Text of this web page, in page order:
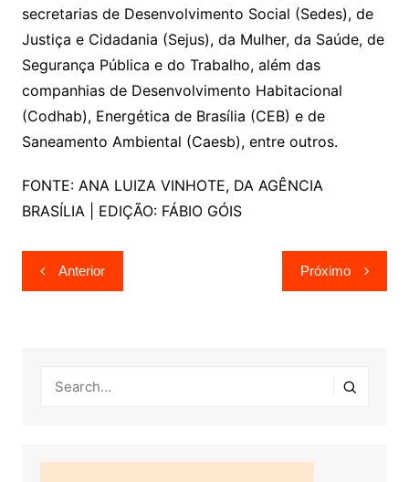
secretarias de Desenvolvimento Social (Sedes), de
Justiça e Cidadania (Sejus), da Mulher, da Saúde, de
Segurança Pública e do Trabalho, além das
companhias de Desenvolvimento Habitacional
(Codhab), Energética de Brasília (CEB) e de
Saneamento Ambiental (Caesb), entre outros.
FONTE: ANA LUIZA VINHOTE, DA AGÊNCIA
BRASÍLIA | EDIÇÃO: FÁBIO GÓIS
Navegação
de
Anterior Próximo